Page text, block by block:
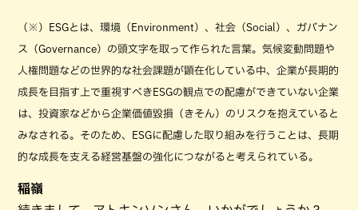
（※）ESGとは、環境（Environment）、社会（Social）、ガバナン
ス（Governance）の頭文字を取って作られた言葉。気候変動問題や
人権問題などの世界的な社会課題が顕在化している中、企業が長期的
成長を目指す上で重視すべきESGの観点での配慮ができていない企業
は、投資家などから企業価値毀損（きそん）のリスクを抱えていると
みなされる。そのため、ESGに配慮した取り組みを行うことは、長期
的な成長を支える経営基盤の強化につながると考えられている。
稲嶺